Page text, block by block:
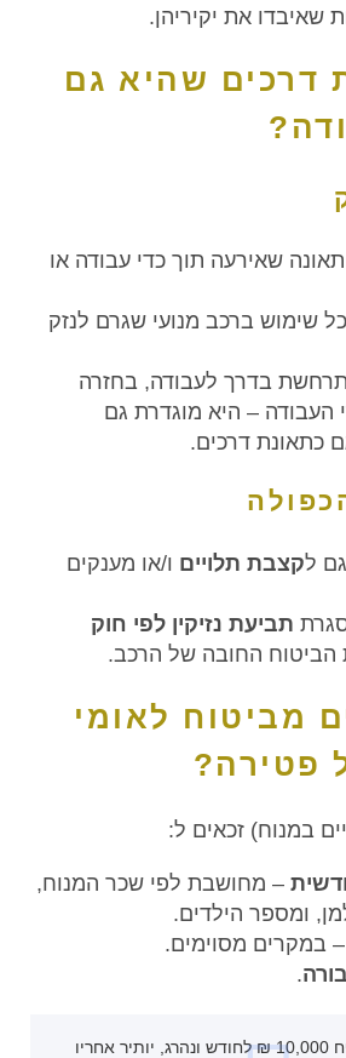
את יקיריהן.
דרכים שהיא גם
שאירעה תוך כדי עבודה או
שימוש ברכב מנועי שגרם לנזק
בדרך לעבודה, בחזרה
העבודה – היא מוגדרת גם
כתאונת דרכים.
לקצבת תלויים ו/או מענקים
תביעת נזיקין לפי חוק
החובה של הרכב.
מביטוח לאומי
פטירה?
במנוח) זכאים ל:
– מחושבת לפי שכר המנוח,
ומספר הילדים.
– במקרים מסוימים.
.
דוגמה: עובד שהרוויח 10,000 ₪ לחודש ונהרג, יותיר אחריו